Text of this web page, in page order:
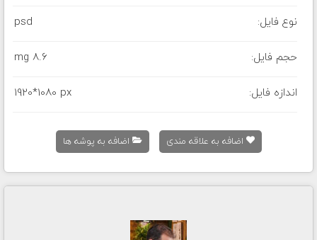
نوع فایل: psd
حجم فایل: 8.6 mg
اندازه فایل: 1920*1080 px
اضافه به علاقه مندی اضافه به پوشه ها